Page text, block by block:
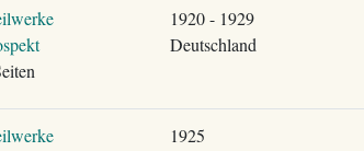
1920 - 1929
Deutschland
1925